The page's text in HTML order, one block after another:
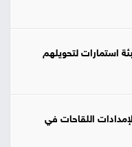
استمارات لتحويلهم
اللقاحات في